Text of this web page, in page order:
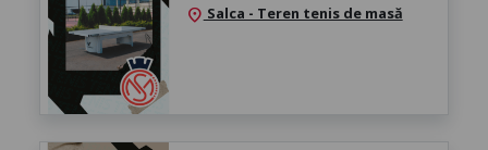
location_on Salca - Teren tenis de masă